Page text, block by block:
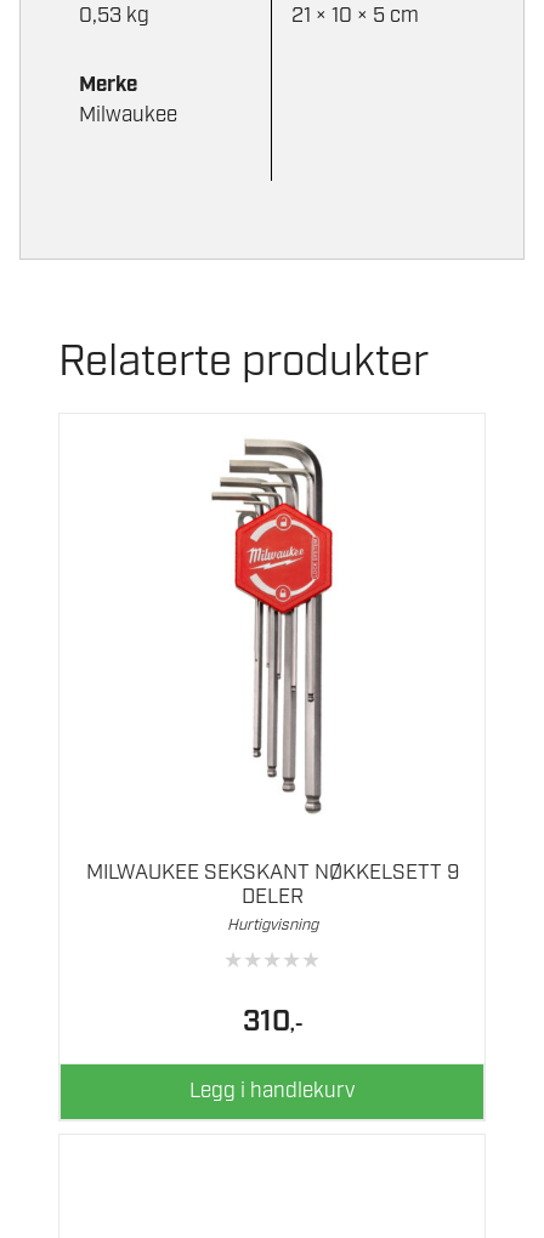
0,53 kg
21 × 10 × 5 cm
Merke
Milwaukee
Relaterte produkter
MILWAUKEE SEKSKANT NØKKELSETT 9
DELER
Hurtigvisning
★★★★★
310,-
Legg i handlekurv